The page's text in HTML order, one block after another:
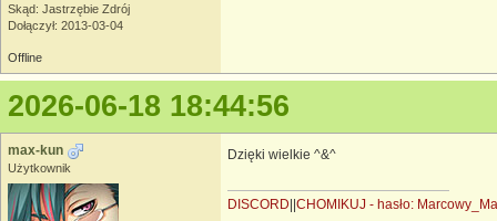
Skąd: Jastrzębie Zdrój
Dołączył: 2013-03-04
Offline
2026-06-18 18:44:56
max-kun
Użytkownik
Dzięki wielkie ^&^
DISCORD CHOMIKUJ - hasło: